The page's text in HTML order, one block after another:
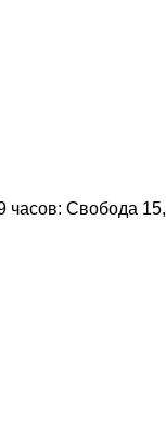
Свобода 15,